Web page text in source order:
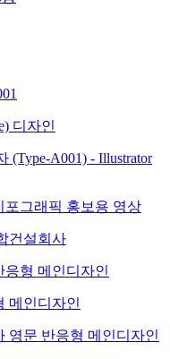
디자인
(Type-A001) - Illustrator
포그래픽 홍보용 영상
건설회사
형 메인디자인
메인디자인
영문 반응형 메인디자인